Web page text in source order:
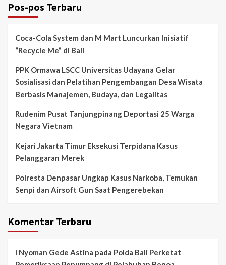
Pos-pos Terbaru
Coca-Cola System dan M Mart Luncurkan Inisiatif
“Recycle Me” di Bali
PPK Ormawa LSCC Universitas Udayana Gelar
Sosialisasi dan Pelatihan Pengembangan Desa Wisata
Berbasis Manajemen, Budaya, dan Legalitas
Rudenim Pusat Tanjungpinang Deportasi 25 Warga
Negara Vietnam
Kejari Jakarta Timur Eksekusi Terpidana Kasus
Pelanggaran Merek
Polresta Denpasar Ungkap Kasus Narkoba, Temukan
Senpi dan Airsoft Gun Saat Pengerebekan
Komentar Terbaru
I Nyoman Gede Astina pada Polda Bali Perketat